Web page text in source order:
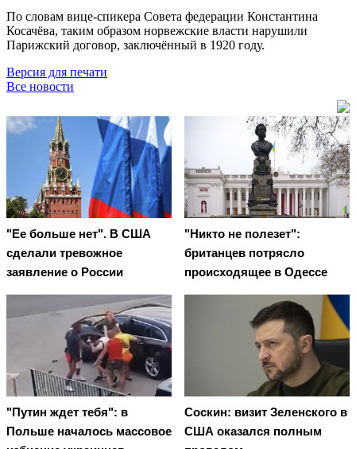
По словам вице-спикера Совета федерации Константина
Косачёва, таким образом норвежские власти нарушили
Парижский договор, заключённый в 1920 году.
Версия для печати
Все новости
"Ее больше нет". В США
сделали тревожное
заявление о России
"Никто не полезет":
британцев потрясло
происходящее в Одессе
"Путин ждет тебя": в
Польше началось массовое
Соскин: визит Зеленского в
США оказался полным